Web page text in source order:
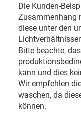
Die Kunden-
Zusammenhang
diese unter den
Bitte beachte,
kann und dies
Wir empfehlen
waschen, da
können.